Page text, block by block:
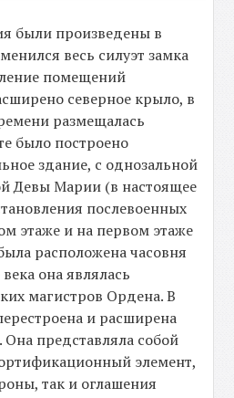
были произведены в
весь силуэт замка
помещений
северное крыло, в
размещалась
было построено
здание, с однозальной
Девы Марии (в настоящее
послевоенных
этаже и на первом этаже
расположена часовня
она являлась
магистров Ордена. В
и расширена
представляла собой
элемент,
так и оглашения